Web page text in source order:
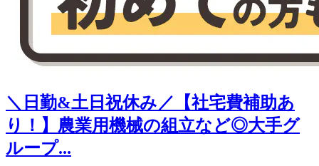
＼日勤&土日祝休み／【社宅費補助あ
り！】農業用機械の組立など◎大手グ
ループ...